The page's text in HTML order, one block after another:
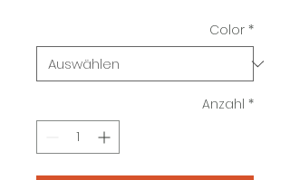
Color *
Anzahl *